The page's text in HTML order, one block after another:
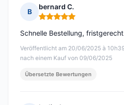
B
bernard C.
Hinweis: 5 von 5
Veröffentlicht am 20/06/2025 à
nach einem Kauf von 09/06/2025
Schnelle Bestellung,
Übersetzte Bewertungen